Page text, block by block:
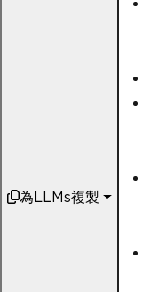
為LLMs複製